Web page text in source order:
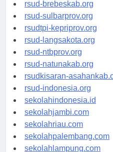
rsud-brebeskab.org
rsud-sulbarprov.org
rsudtpi-kepriprov.org
rsud-langsakota.org
rsud-ntbprov.org
rsud-natunakab.org
rsudkisaran-
rsud-indonesia.org
sekolahindonesia.id
sekolahjambi.com
sekolahriau.com
sekolahpalembang.com